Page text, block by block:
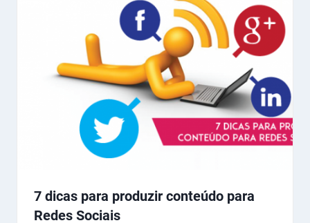
7 dicas para produzir conteúdo para
Redes Sociais